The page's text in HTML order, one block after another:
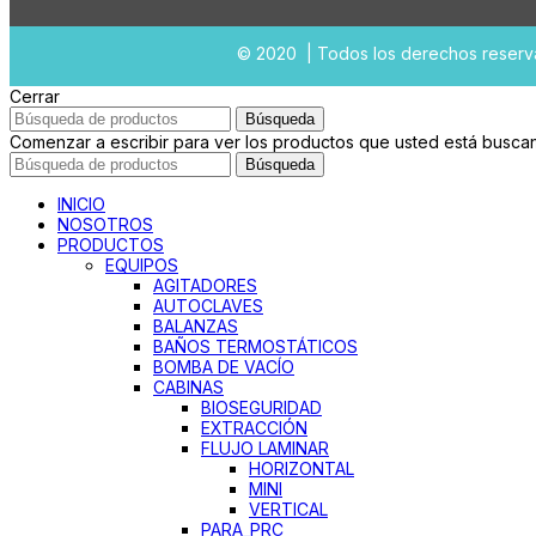
© 2020 | Todos los derechos
Cerrar
Búsqueda
Comenzar a escribir para ver los productos que usted está
Búsqueda
INICIO
NOSOTROS
PRODUCTOS
EQUIPOS
AGITADORES
AUTOCLAVES
BALANZAS
BAÑOS TERMOSTÁTICOS
BOMBA DE VACÍO
CABINAS
BIOSEGURIDAD
EXTRACCIÓN
FLUJO LAMINAR
HORIZONTAL
MINI
VERTICAL
PARA_PRC